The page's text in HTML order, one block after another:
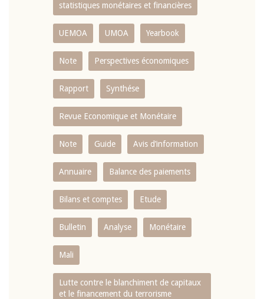
statistiques monétaires et financières
UEMOA UMOA Yearbook
Note Perspectives économiques
Rapport Synthése
Revue Economique et Monétaire
Note Guide Avis d’information
Annuaire Balance des paiements
Bilans et comptes Etude
Bulletin Analyse Monétaire
Mali
Lutte contre le blanchiment de capitaux
et le financement du terrorisme